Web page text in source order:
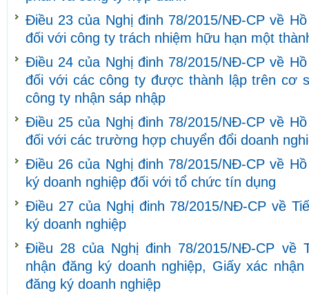
Điều 23 của Nghị đinh 78/2015/NĐ-CP về
đối với công ty trách nhiệm hữu hạn một
Điều 24 của Nghị đinh 78/2015/NĐ-CP về
đối với các công ty được thành lập trên cơ
công ty nhận sáp nhập
Điều 25 của Nghị đinh 78/2015/NĐ-CP về
đối với các trường hợp chuyển đổi doanh
Điều 26 của Nghị đinh 78/2015/NĐ-CP về
ký doanh nghiệp đối với tổ chức tín dụng
Điều 27 của Nghị đinh 78/2015/NĐ-CP về
ký doanh nghiệp
Điều 28 của Nghị đinh 78/2015/NĐ-CP về
nhận đăng ký doanh nghiệp, Giấy xác
đăng ký doanh nghiệp